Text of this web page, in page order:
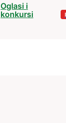
Oglasi i
konkursi